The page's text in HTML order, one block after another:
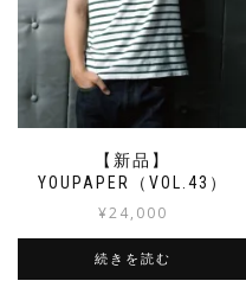
【新品】
YOUPAPER（VOL.43）
¥24,000
続きを読む